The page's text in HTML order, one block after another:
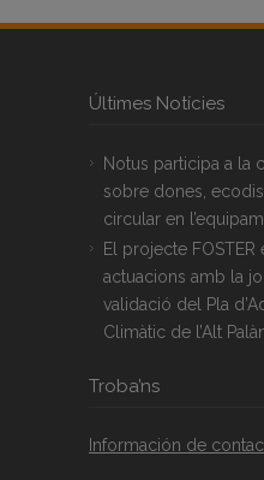
Últimes Notícies
Notus participa a la
sobre dones,
circular en
El projecte
actuacions amb la
validació del Pla
Climàtic de l’Alt
Troba’ns
Información de